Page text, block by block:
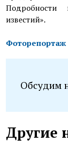
известий».
Фоторепортаж
Обсудим
Другие